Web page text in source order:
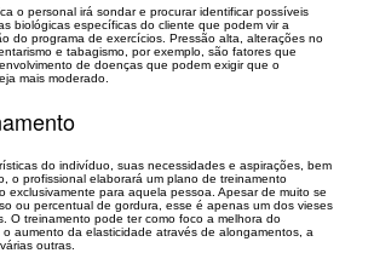
o personal irá sondar e procurar identificar possíveis
biológicas específicas do cliente que podem vir a
do programa de exercícios. Pressão alta, alterações no
e tabagismo, por exemplo, são fatores que
de doenças que podem exigir que o
mais moderado.
do indivíduo, suas necessidades e aspirações, bem
o profissional elaborará um plano de treinamento
exclusivamente para aquela pessoa. Apesar de muito se
ou percentual de gordura, esse é apenas um dos vieses
O treinamento pode ter como foco a melhora do
aumento da elasticidade através de alongamentos, a
outras.